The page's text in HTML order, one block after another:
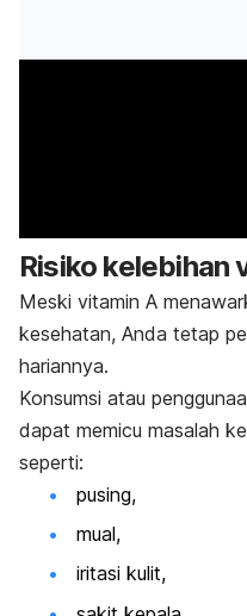
Risiko kelebihan
Meski vitamin A
kesehatan, Anda tetap
hariannya.
Konsumsi atau
dapat memicu masalah
seperti:
pusing,
mual,
iritasi kulit,